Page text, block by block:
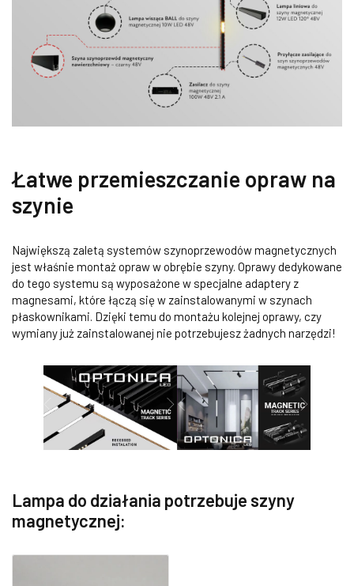
Łatwe przemieszczanie opraw na
szynie
Największą zaletą systemów szynoprzewodów magnetycznych
jest właśnie montaż opraw w obrębie szyny. Oprawy dedykowane
do tego systemu są wyposażone w specjalne adaptery z
magnesami, które łączą się w zainstalowanymi w szynach
płaskownikami. Dzięki temu do montażu kolejnej oprawy, czy
wymiany już zainstalowanej nie potrzebujesz żadnych narzędzi!
Lampa do działania potrzebuje szyny
magnetycznej: